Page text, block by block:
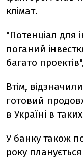
клімат.
"Потенціал для
поганий
багато
Втім,
готовий
в Україні в
У банку також
року